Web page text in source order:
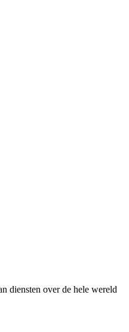
diensten over de hele wereld